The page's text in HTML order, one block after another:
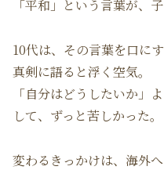
「平和」という言葉が、
10代は、その言葉を口に
真剣に語ると浮く空気。
「自分はどうしたいか」
して、ずっと苦しかった。
変わるきっかけは、海外へ